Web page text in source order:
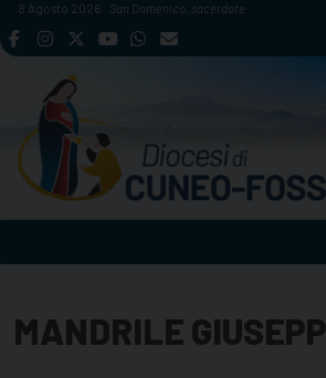
Skip
to
8 Agosto 2026 San Domenico, sacerdote
MANDRILE